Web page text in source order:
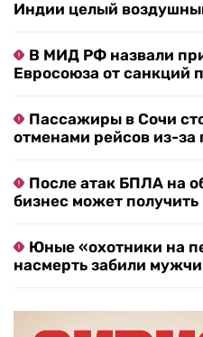
Индии целый
В МИД РФ назвали
Евросоюза от санкций
Пассажиры в Сочи
отменами рейсов из-за
После атак БПЛА на
бизнес может
Юные «охотники на
насмерть забили